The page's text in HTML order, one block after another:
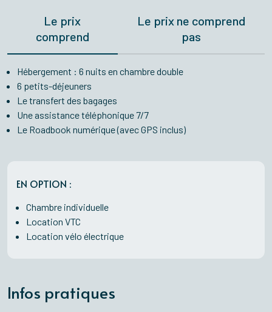
Le prix
comprend
Le prix ne comprend
pas
Hébergement : 6 nuits en chambre double
6 petits-déjeuners
Le transfert des bagages
Une assistance téléphonique 7/7
Le Roadbook numérique (avec GPS inclus)
EN OPTION :
Chambre individuelle
Location VTC
Location vélo électrique
Infos pratiques